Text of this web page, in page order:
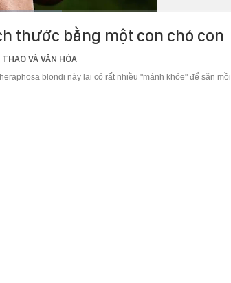
thước bằng một con chó con
THAO VÀ VĂN HÓA
blondi này lại có rất nhiều "mánh khóe" để săn mồi.